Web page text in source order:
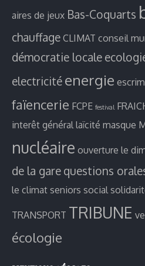
aires de jeux Bas-Coquarts
chauffage CLIMAT conseil
démocratie locale
electricité energie
faïencerie FCPE festival
interêt général laïcité masque
nucléaire ouverture le
de la gare questions
le climat seniors social
TRANSPORT TRIBUNE
écologie